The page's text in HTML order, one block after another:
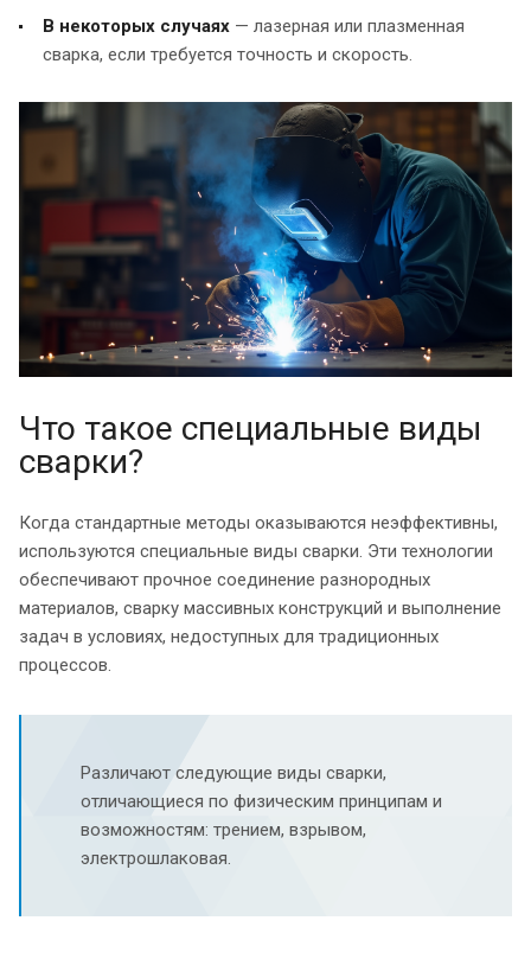
В некоторых случаях — лазерная или плазменная
сварка, если требуется точность и скорость.
Что такое специальные виды
сварки?
Когда стандартные методы оказываются неэффективны,
используются специальные виды сварки. Эти технологии
обеспечивают прочное соединение разнородных
материалов, сварку массивных конструкций и выполнение
задач в условиях, недоступных для традиционных
процессов.
Различают следующие виды сварки,
отличающиеся по физическим принципам и
возможностям: трением, взрывом,
электрошлаковая.